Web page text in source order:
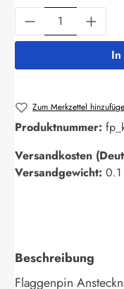
Produkt
Zum Merkzettel
Produktnummer:
Versandkosten
Versandgewicht: 0.1
Beschreibung
Flaggenpin